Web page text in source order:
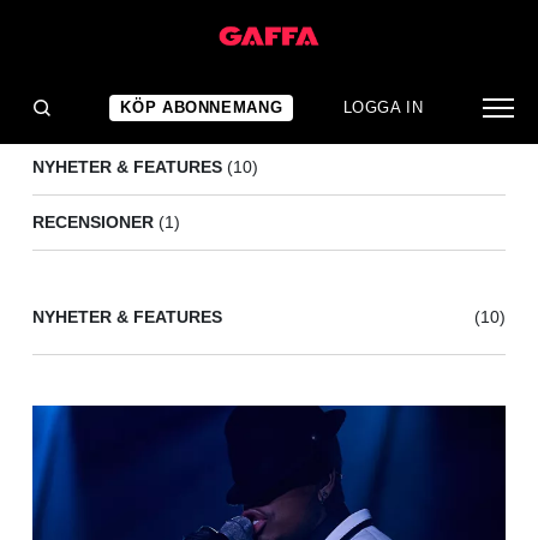
KÖP ABONNEMANG LOGGA IN
NYHETER & FEATURES (10)
RECENSIONER (1)
NYHETER & FEATURES (10)